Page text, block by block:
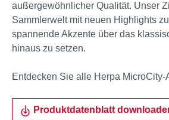
außergewöhnlicher Qualität. Unser
Sammlerwelt mit neuen Highlights
spannende Akzente über das
hinaus zu setzen.
Entdecken Sie alle Herpa MicroCity-
Produktdatenblatt